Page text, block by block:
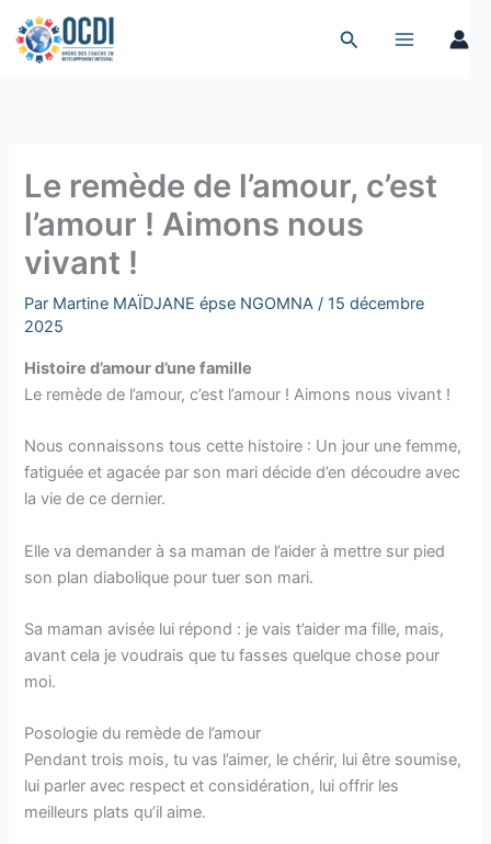
au
contenu
Rechercher
Le remède de l’amour, c’est
l’amour ! Aimons nous
vivant !
Par Martine MAÏDJANE épse NGOMNA/15 décembre
2025
Histoire d’amour d’une famille
Le remède de l’amour, c’est l’amour ! Aimons nous vivant !
Nous connaissons tous cette histoire : Un jour une femme,
fatiguée et agacée par son mari décide d’en découdre avec
la vie de ce dernier.
Elle va demander à sa maman de l’aider à mettre sur pied
son plan diabolique pour tuer son mari.
Sa maman avisée lui répond : je vais t’aider ma fille, mais,
avant cela je voudrais que tu fasses quelque chose pour
moi.
Posologie du remède de l’amour
Pendant trois mois, tu vas l’aimer, le chérir, lui être soumise,
lui parler avec respect et considération, lui offrir les
meilleurs plats qu’il aime.